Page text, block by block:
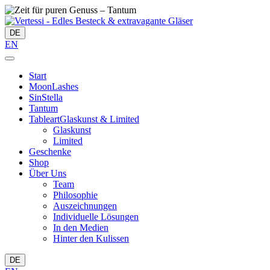
DE
EN
Start
MoonLashes
SinStella
Tantum
TableartGlaskunst & Limited
Glaskunst
Limited
Geschenke
Shop
Über Uns
Team
Philosophie
Auszeichnungen
Individuelle Lösungen
In den Medien
Hinter den Kulissen
DE